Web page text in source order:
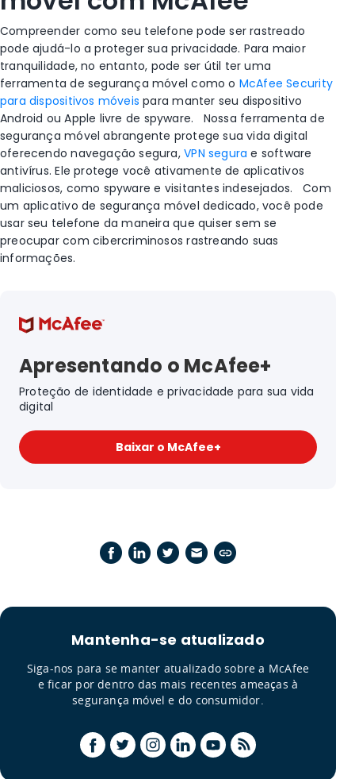
Compreender como seu telefone pode ser rastreado
pode ajudá-lo a proteger sua privacidade. Para maior
tranquilidade, no entanto, pode ser útil ter uma
ferramenta de segurança móvel como o McAfee Security
para dispositivos móveis para manter seu dispositivo
Android ouApple livre de spyware.
Nossa ferramenta de
segurança móvel abrangente protege sua vida digital
oferecendo navegação segura,VPN segura e software
antivírus. Ele protege você ativamente de aplicativos
maliciosos, como spyware e visitantes indesejados.
Com
um aplicativo de segurança móvel dedicado, você pode
usar seu telefone da maneira que quiser sem se
preocupar com cibercriminosos rastreando suas
informações.
Apresentando o McAfee+
Proteção de identidade e privacidade para sua vida
digital
Baixar o McAfee+
Mantenha-se atualizado
Siga-nos para se manter atualizado sobre a McAfee
e ficar por dentro das mais recentes ameaças à
segurança móvel e do consumidor.